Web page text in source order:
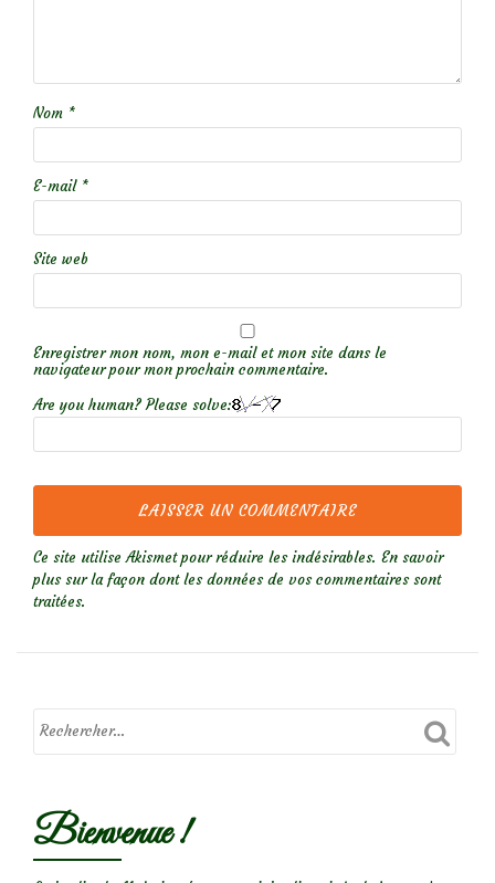
Nom *
E-mail *
Site web
Enregistrer mon nom, mon e-mail et mon site dans le
navigateur pour mon prochain commentaire.
Are you human? Please solve:
Ce site utilise Akismet pour réduire les indésirables. En savoir
plus sur la façon dont les données de vos commentaires sont
traitées.
Bienvenue !